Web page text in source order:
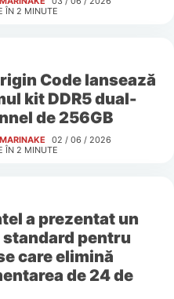
ÎN 2 MINUTE
Code lansează
kit DDR5 dual-
de 256GB
MARINAKE
02 / 06 / 2026
ÎN 2 MINUTE
a prezentat un
standard pentru
care elimină
de 24 de